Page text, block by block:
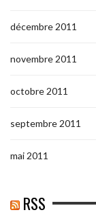
décembre 2011
novembre 2011
octobre 2011
septembre 2011
mai 2011
RSS